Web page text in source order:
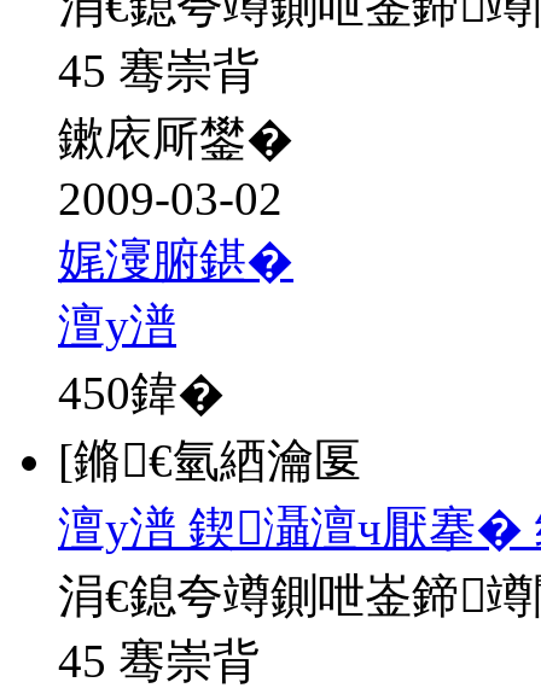
45 骞崇背
鏉庡厛鐢�
2009-03-02
娓濅腑鍖�
澶у潽
450鍏�
[鏅€氫綇瀹匽
澶у潽 鍥灄澶ч厭搴
涓€鎴夸竴鍘呭崟鍗
45 骞崇背